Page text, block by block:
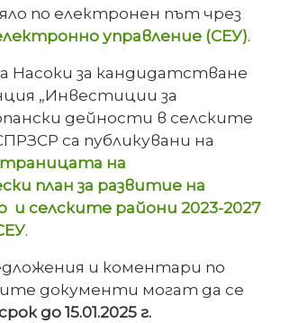
по електронен път чрез
управление (СЕУ).
Насоки за кандидатстване
„Инвестиции за
дейности в селските
са публикувани на
на
план за развитие на
и селските райони 2023-2027
.
и коментари по
документи могат да се
до 15.01.2025 г.